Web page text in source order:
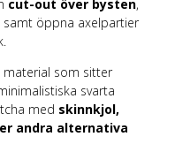
cut-out över bysten,
samt öppna axelpartier
material som sitter
svarta
med skinnkjol,
andra alternativa